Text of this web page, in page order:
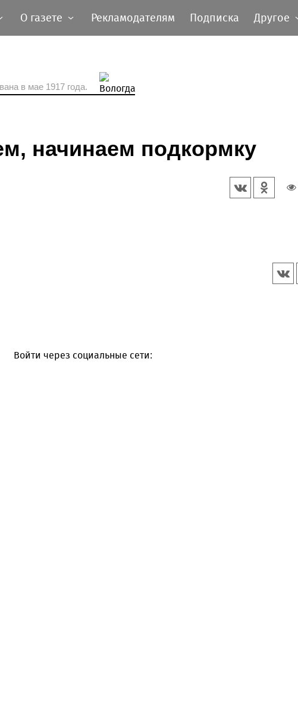
О газете Рекламодателям Подписка Другое
в мае 1917 года.
начинаем подкормку
Войти через социальные сети: